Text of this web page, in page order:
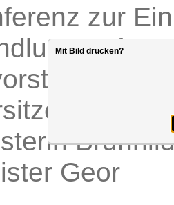
zur
für
Geor
Mit Bild drucken?